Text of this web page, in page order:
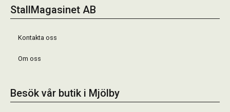
StallMagasinet AB
Kontakta oss
Om oss
Besök vår butik i Mjölby